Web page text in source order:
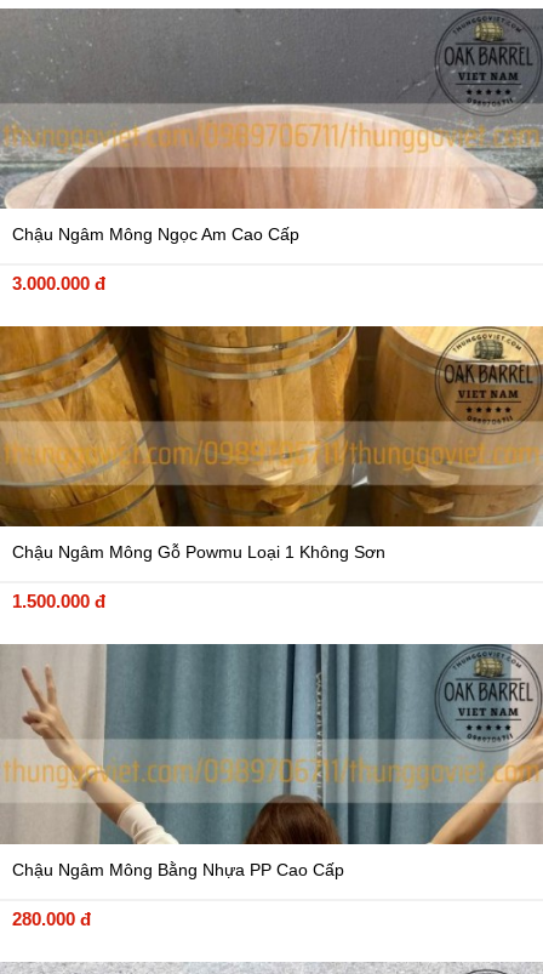
Chậu Ngâm Mông Ngọc Am Cao Cấp
3.000.000 đ
Chậu Ngâm Mông Gỗ Powmu Loại 1 Không Sơn
1.500.000 đ
Chậu Ngâm Mông Bằng Nhựa PP Cao Cấp
280.000 đ